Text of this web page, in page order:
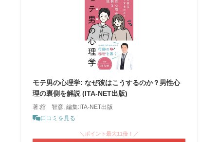
モテ男の心理学: なぜ彼はこうするのか？男性心
理の裏側を解説 (ITA-NET出版)
著:舘 智彦, 編集:ITA-NET出版
口コミを見る
＼ポイント最大11倍！／